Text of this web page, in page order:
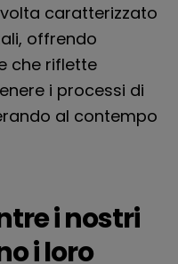
caratterizzato
offrendo
che riflette
i processi di
al contempo
i nostri
i loro